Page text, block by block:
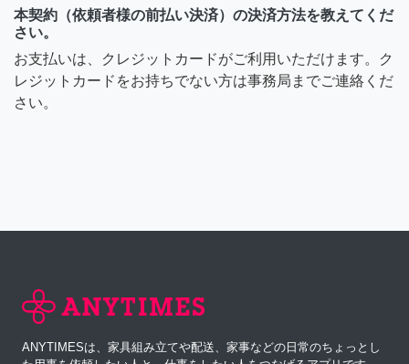
本契約（依頼者様の前払い決済）の決済方法を教えてくだ
さい。
お支払いは、クレジットカードがご利用いただけます。ク
レジットカードをお持ちでない方は事務局までご連絡くだ
さい。
ANYTIMESは、家具組み立てや配送、家事などの日常のちょっとし